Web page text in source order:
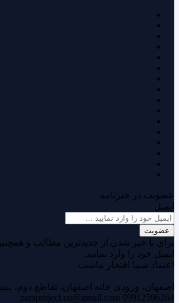
عضویت در خبرنامه
ایمیل
عضویت
برای با خبر شدن از جدیدترین مطالب و
ایمیل خود را وارد نمایید.
اعتماد شما افتخار ماست
اصفهان، ورودی خانه اصفهان، تقاطع دوم، نبش کوچه
09912596264
parsproject.co@gmail.com